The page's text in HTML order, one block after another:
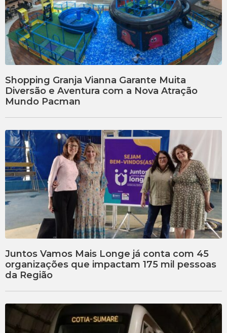
Shopping Granja Vianna Garante Muita
Diversão e Aventura com a Nova Atração
Mundo Pacman
Juntos Vamos Mais Longe já conta com 45
organizações que impactam 175 mil pessoas
da Região